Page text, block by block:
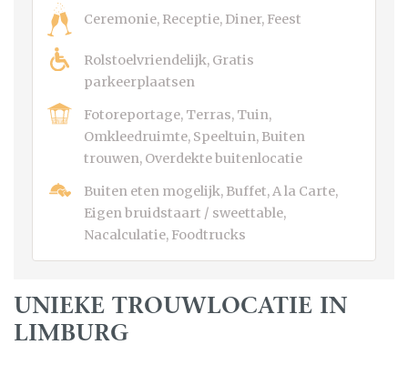
Ceremonie, Receptie, Diner, Feest
Rolstoelvriendelijk, Gratis
parkeerplaatsen
Fotoreportage, Terras, Tuin,
Omkleedruimte, Speeltuin, Buiten
trouwen, Overdekte buitenlocatie
Buiten eten mogelijk, Buffet, A la Carte,
Eigen bruidstaart / sweettable,
Nacalculatie, Foodtrucks
UNIEKE TROUWLOCATIE IN
LIMBURG